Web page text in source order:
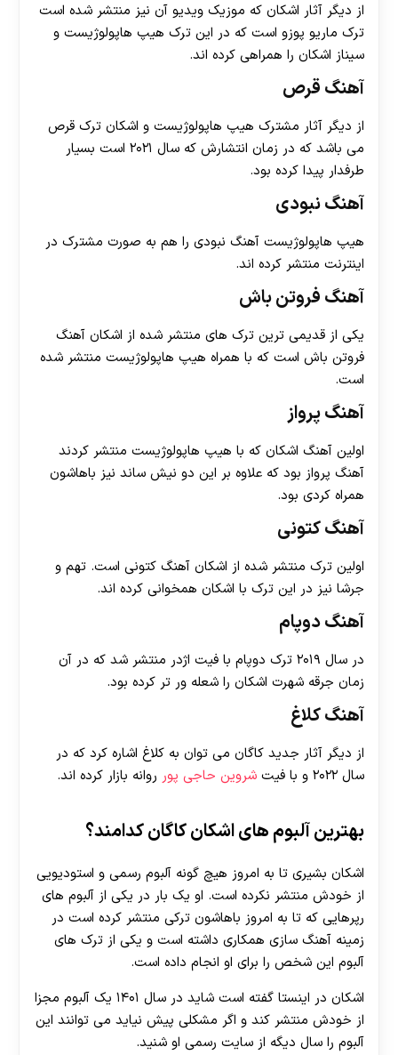
از دیگر آثار اشکان که موزیک ویدیو آن نیز منتشر شده است
ترک ماریو پوزو است که در این ترک هیپ هاپولوژیست و
سیناز اشکان‌ را همراهی کرده اند.
آهنگ قرص
از دیگر آثار مشترک هیپ هاپولوژیست و اشکان ترک قرص
می باشد که در زمان انتشارش که سال ۲۰۲۱ است بسیار
طرفدار پیدا کرده بود.
آهنگ نبودی
هیپ هاپولوژیست آهنگ نبودی را هم به صورت مشترک در
اینترنت منتشر کرده اند.
آهنگ فروتن باش
یکی از قدیمی ترین ترک های منتشر شده از اشکان آهنگ
فروتن باش است که با همراه هیپ هاپولوژیست منتشر شده
است.
آهنگ پرواز
اولین آهنگ اشکان که با هیپ هاپولوژیست منتشر کردند
آهنگ پرواز بود که علاوه بر این دو نیش ساند نیز باهاشون
همراه کردی بود.
آهنگ کتونی
اولین ترک منتشر شده از اشکان آهنگ کتونی است. تهم و
جرشا نیز در این ترک با اشکان همخوانی کرده اند.
آهنگ دوپام
در سال ۲۰۱۹ ترک دوپام با فیت اژدر منتشر شد که در آن
زمان جرقه شهرت اشکان را شعله ور تر کرده بود.
آهنگ کلاغ
از دیگر آثار جدید کاگان می توان به کلاغ اشاره کرد که در
سال ۲۰۲۲ و با فیت
شروین حاجی پور روانه بازار کرده اند.
بهترین آلبوم های اشکان کاگان کدامند؟
اشکان بشیری تا به امروز هیچ گونه آلبوم رسمی و استودیویی
از خودش منتشر نکرده است. او یک بار در یکی از آلبوم های
رپرهایی که تا به امروز باهاشون ترکی منتشر کرده است در
زمینه آهنگ سازی همکاری داشته است و یکی از ترک های
آلبوم این شخص را برای او انجام داده است.
اشکان در اینستا گفته است شاید در سال ۱۴۰۱ یک آلبوم مجزا
از خودش منتشر کند و اگر مشکلی پیش نیاید می‌ توانند این
آلبوم را سال دیگه از سایت رسمی او شنید.